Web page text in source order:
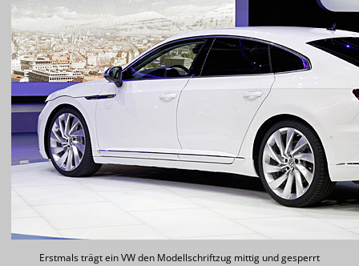
Erstmals trägt ein VW den Modellschriftzug mittig und gesperrt